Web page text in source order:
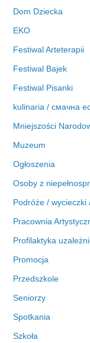
Dom Dziecka
EKO
Festiwal Arteterapii
Festiwal Bajek
Festiwal Pisanki
kulinaria / смачна
Mniejszości
Muzeum
Ogłoszenia
Osoby z
Podróże / wycieczki
Pracownia
Profilaktyka
Promocja
Przedszkole
Seniorzy
Spotkania
Szkoła